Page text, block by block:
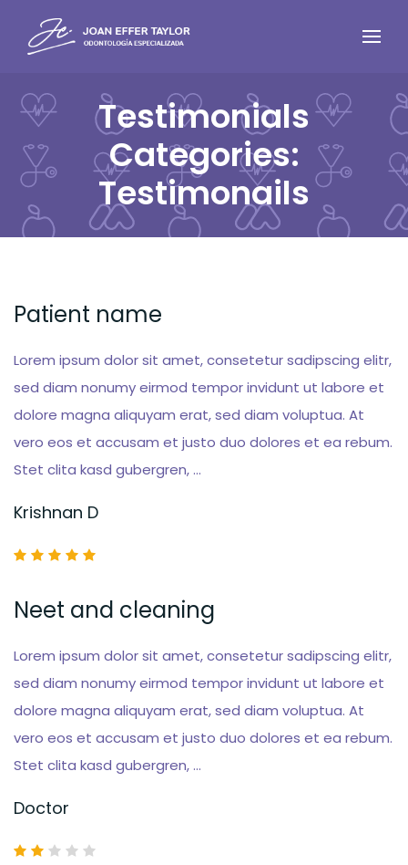
Testimonials
Categories:
Testimonails
Patient name
Lorem ipsum dolor sit amet, consetetur sadipscing elitr,
sed diam nonumy eirmod tempor invidunt ut labore et
dolore magna aliquyam erat, sed diam voluptua. At
vero eos et accusam et justo duo dolores et ea rebum.
Stet clita kasd gubergren, …
Krishnan D
Neet and cleaning
Lorem ipsum dolor sit amet, consetetur sadipscing elitr,
sed diam nonumy eirmod tempor invidunt ut labore et
dolore magna aliquyam erat, sed diam voluptua. At
vero eos et accusam et justo duo dolores et ea rebum.
Stet clita kasd gubergren, …
Doctor